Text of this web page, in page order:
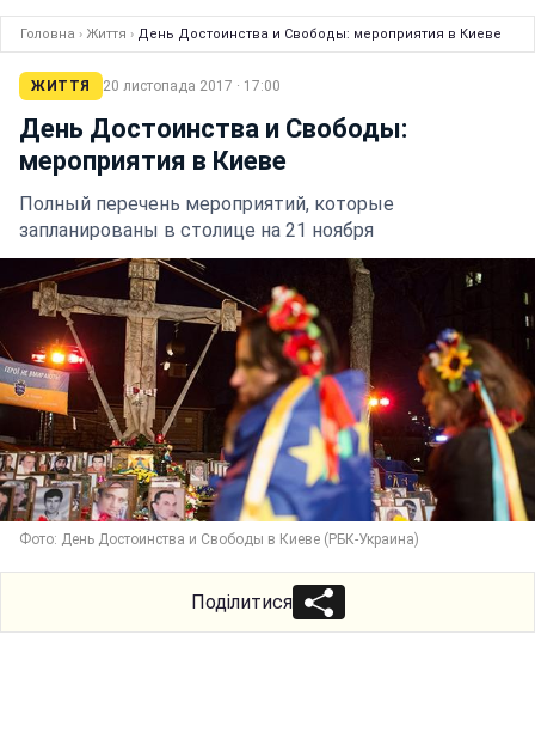
Головна › Життя › День Достоинства и Свободы: мероприятия в Киеве
ЖИТТЯ 20 листопада 2017 · 17:00
День Достоинства и Свободы:
мероприятия в Киеве
Полный перечень мероприятий, которые
запланированы в столице на 21 ноября
Фото: День Достоинства и Свободы в Киеве (РБК-Украина)
Поділитися